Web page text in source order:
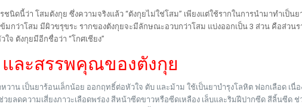
นิดนี้ว่า โสมตังกุย ซึ่งความจริงแล้ว “ตังกุยไม่ใช่โสม” เพียงแต่ใช้รากในการนำมาทำเป็
มกว่าโสม มีผิวขรุขระ รากของตังกุยจะมีลักษณะอวบกว่าโสม แบ่งออกเป็น 3 ส่วน คือส่วน
ใจ ตังกุยมีอีกชื่อว่า “โกศเชียง”
ละสรรพคุณของตังกุย
หวาน เป็นยาร้อนเล็กน้อย ออกฤทธิ์ต่อหัวใจ ตับ และม้าม ใช้เป็นยาบำรุงโลหิต ฟอกเลือด เ
ช่วยลดความเสี่ยงภาวะเลือดพร่อง สีหน้าซีดขาวหรือซีดเหลือง เล็บและริมฝีปากซีด สีลิ้นซีด